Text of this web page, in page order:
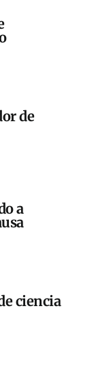
de
a
ciencia